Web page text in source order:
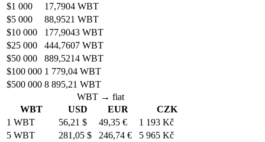
$1 000
17,7904 WBT
$5 000
88,9521 WBT
$10 000
177,9043 WBT
$25 000
444,7607 WBT
$50 000
889,5214 WBT
$100 000 1 779,04 WBT
$500 000 8 895,21 WBT
WBT → fiat
WBT
USD EUR
CZK
1 WBT
56,21 $ 49,35 €
1 193 Kč
5 WBT
281,05 $ 246,74 €
5 965 Kč